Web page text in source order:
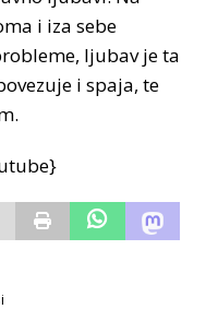
i iza sebe
ljubav je ta
i spaja, te